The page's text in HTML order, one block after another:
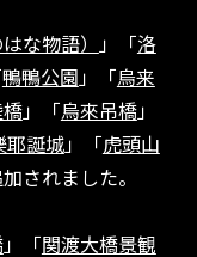
な物語） 」「洛
鴨鴨公園 」「烏来
」「烏來吊橋」
耶誕城」「虎頭山
されました。
」「関渡大橋景観